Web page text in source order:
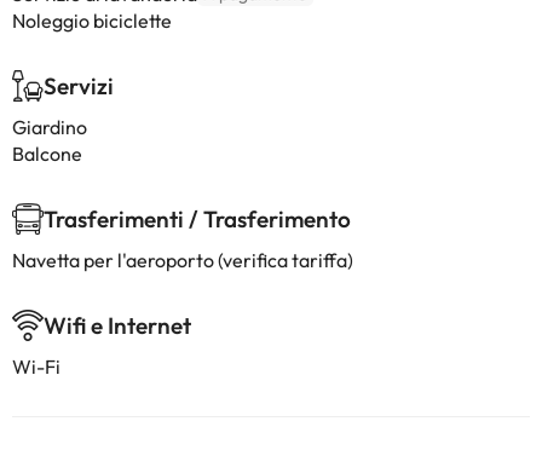
Noleggio biciclette
Servizi
Giardino
Balcone
Trasferimenti / Trasferimento
Navetta per l'aeroporto (verifica tariffa)
Wifi e Internet
Wi-Fi